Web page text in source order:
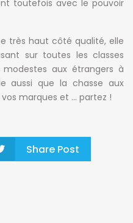
toutefois avec le pouvoir
très haut côté qualité, elle
sur toutes les classes
aux étrangers à
aussi que la chasse aux
marques et … partez !
Share Post